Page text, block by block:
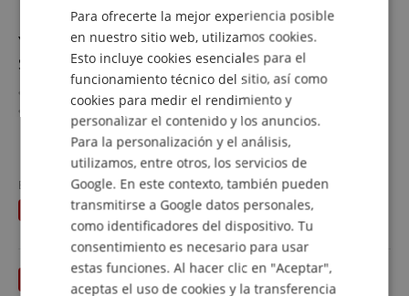
Yamaha Clavinova CLP-865GP Piano Digital Negro
Set
Piano digital compacto con diseño de piano de cola
Teclado GrandTouch-S con elementos de madera para
una auténtica sensación de piano de cola
Dos pianos de cola premium muestreados: Yamaha CFX
y Bösendorfer Imperial
Muestreo binaural para una experiencia inmersiva con
auriculares
Virtual Resonance Modeling que genera profundidad
sonora natural
Bluetooth Audio y MIDI para integración inalámbrica en
tu setup
ver más
5.049,00 €
Envío gratuitos (DE)
incluido
En vez de la unidad 5.110,60 €
Has ahorrado61,60 €
ITALIAN
SPANISH
Para ofrecerte la mejor experiencia posible
en nuestro sitio web, utilizamos cookies.
Esto incluye cookies esenciales para el
funcionamiento técnico del sitio, así como
cookies para medir el rendimiento y
personalizar el contenido y los anuncios.
Para la personalización y el análisis,
utilizamos, entre otros, los servicios de
Google. En este contexto, también pueden
transmitirse a Google datos personales,
como identificadores del dispositivo. Tu
consentimiento es necesario para usar
estas funciones. Al hacer clic en "Aceptar",
aceptas el uso de cookies y la transferencia